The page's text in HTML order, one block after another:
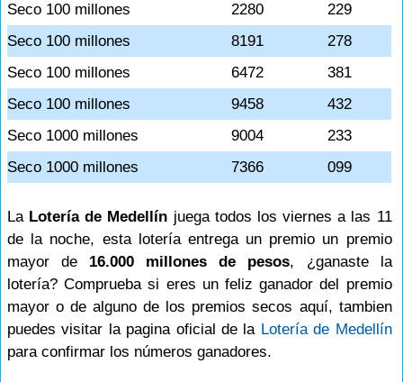
Seco 100 millones
2280
229
Seco 100 millones
8191
278
Seco 100 millones
6472
381
Seco 100 millones
9458
432
Seco 1000 millones
9004
233
Seco 1000 millones
7366 099
La Lotería de Medellín juega todos los viernes a las 11
de la noche, esta lotería entrega un premio un premio
mayor de 16.000 millones de pesos, ¿ganaste la
lotería? Comprueba si eres un feliz ganador del premio
mayor o de alguno de los premios secos aquí, tambien
puedes visitar la pagina oficial de la Lotería de Medellín
para confirmar los números ganadores.